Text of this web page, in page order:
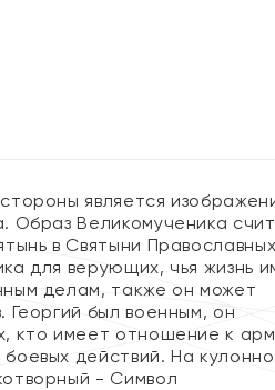
является
Образ Великомученика
в Святыни
для верующих, чья жизнь
делам, также он может
Георгий был военным, он
кто имеет отношение к
действий. На
- Символ